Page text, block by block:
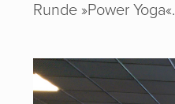
Runde »Power Yoga«.